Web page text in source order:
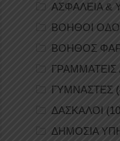
ΑΣΦΑΛΕΙΑ &
ΒΟΗΘΟΙ
ΒΟΗΘΟΣ
ΓΡΑΜΜΑΤΕΙΣ
ΓΥΜΝΑΣΤΕΣ
ΔΑΣΚΑΛΟΙ
ΔΗΜΟΣΙΑ